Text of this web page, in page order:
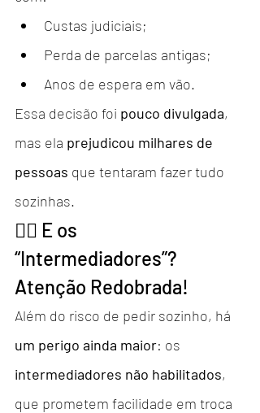
Custas judiciais;
Perda de parcelas antigas;
Anos de espera em vão.
Essa decisão foi pouco divulgada,
mas ela prejudicou milhares de
pessoas que tentaram fazer tudo
sozinhas.
🕵️‍♂️ E os
“Intermediadores”?
Atenção Redobrada!
Além do risco de pedir sozinho, há
um perigo ainda maior: os
intermediadores não habilitados,
que prometem facilidade em troca